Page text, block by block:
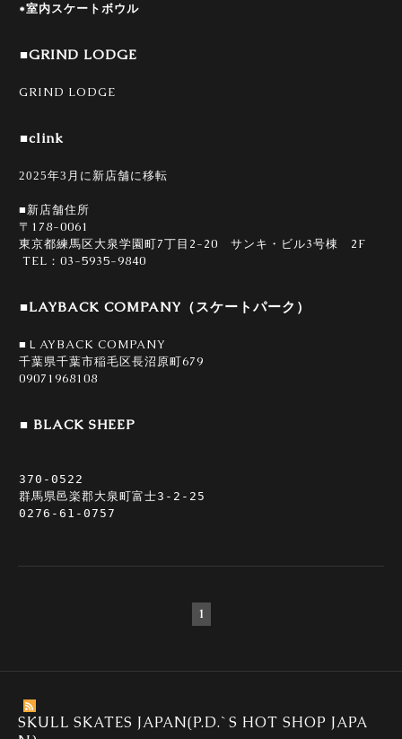
*室内スケートボウル
■GRIND LODGE
GRIND LODGE
■clink
2025年3月に新店舗に移転
■新店舗住所
〒 178-0061
東京都練馬区大泉学園町7丁目 2-20 サンキ・ビル3号棟 2F
TEL ： 03-5935-9840
■LAYBACK COMPANY（スケートパーク）
■ＬAYBACK COMPANY
千葉県千葉市稲毛区長沼原町679
09071968108
■ BLACK SHEEP
370-0522
群馬県邑楽郡大泉町富士3-2-25
1
SKULL SKATES JAPAN(P.D.`S HOT SHOP JAPA